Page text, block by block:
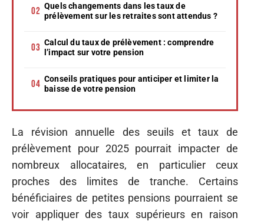
Quels changements dans les taux de
prélèvement sur les retraites sont attendus ?
Calcul du taux de prélèvement : comprendre
l’impact sur votre pension
Conseils pratiques pour anticiper et limiter la
baisse de votre pension
La révision annuelle des seuils et taux de
prélèvement pour 2025 pourrait impacter de
nombreux allocataires, en particulier ceux
proches des limites de tranche. Certains
bénéficiaires de petites pensions pourraient se
voir appliquer des taux supérieurs en raison